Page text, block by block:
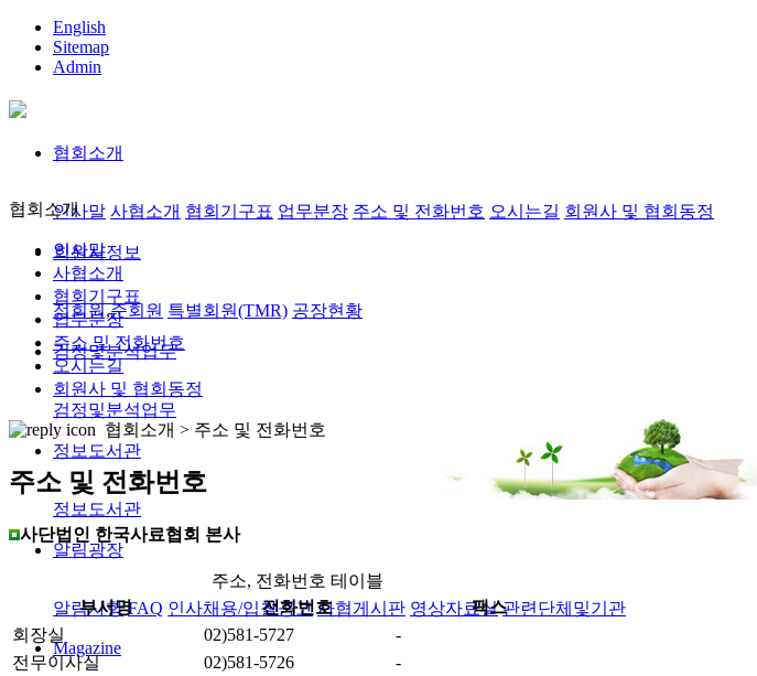
English
Sitemap
Admin
협회소개
인사말 사협소개 협회기구표 업무분장 주소 및 전화번호 오시는길 회원사 및 협회동정
회원사정보
정회원,준회원 특별회원(TMR) 공장현황
검정및분석업무
검정및분석업무
정보도서관
정보도서관
알림광장
알림사항 FAQ 인사채용/입찰공고 사협게시판 영상자료실 관련단체및기관
Magazine
협회소개
인사말
사협소개
협회기구표
업무분장
주소 및 전화번호
오시는길
회원사 및 협회동정
협회소개 > 주소 및 전화번호
주소 및 전화번호
사단법인 한국사료협회 본사
주소, 전화번호 테이블
부서명
전화번호
팩스
회장실
02)581-5727
-
전무이사실
02)581-5726
-